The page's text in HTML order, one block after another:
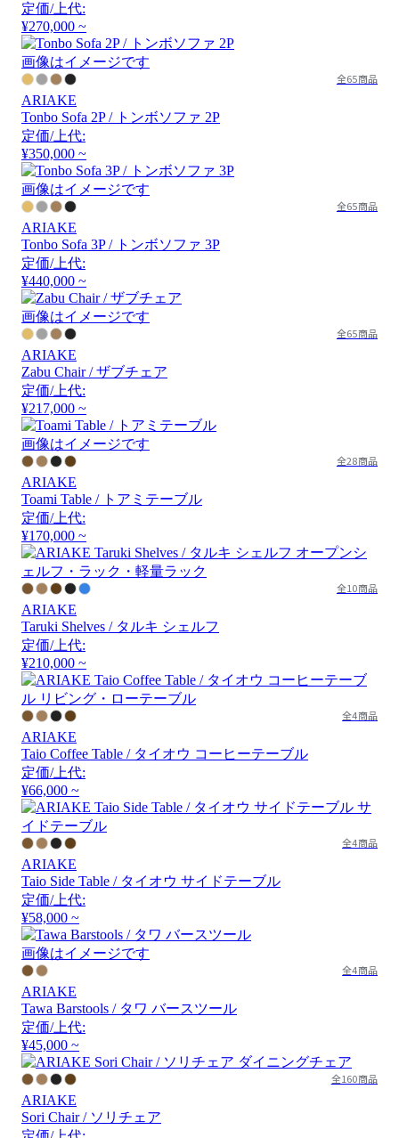
定価/上代:
¥270,000 ~
画像はイメージです
全65商品
ARIAKE
Tonbo Sofa 2P / トンボソファ 2P
定価/上代:
¥350,000 ~
画像はイメージです
全65商品
ARIAKE
Tonbo Sofa 3P / トンボソファ 3P
定価/上代:
¥440,000 ~
画像はイメージです
全65商品
ARIAKE
Zabu Chair / ザブチェア
定価/上代:
¥217,000 ~
画像はイメージです
全28商品
ARIAKE
Toami Table / トアミテーブル
定価/上代:
¥170,000 ~
全10商品
ARIAKE
Taruki Shelves / タルキ シェルフ
定価/上代:
¥210,000 ~
全4商品
ARIAKE
Taio Coffee Table / タイオウ コーヒーテーブル
定価/上代:
¥66,000 ~
全4商品
ARIAKE
Taio Side Table / タイオウ サイドテーブル
定価/上代:
¥58,000 ~
画像はイメージです
全4商品
ARIAKE
Tawa Barstools / タワ バースツール
定価/上代:
¥45,000 ~
全160商品
ARIAKE
Sori Chair / ソリチェア